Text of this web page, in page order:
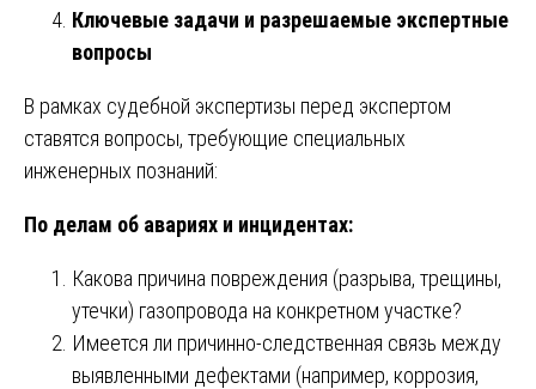
Ключевые задачи и разрешаемые экспертные
вопросы
В рамках судебной экспертизы перед экспертом
ставятся вопросы, требующие специальных
инженерных познаний:
По делам об авариях и инцидентах:
Какова причина повреждения (разрыва, трещины,
утечки) газопровода на конкретном участке?
Имеется ли причинно-следственная связь между
выявленными дефектами (например, коррозия,